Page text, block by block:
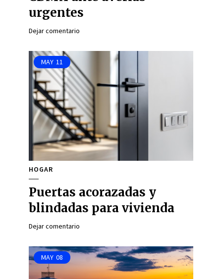
urgentes
Dejar comentario
MAY 11
HOGAR
Puertas acorazadas y
blindadas para vivienda
Dejar comentario
MAY 08